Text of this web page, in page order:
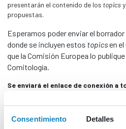
Consentimiento Detalles
presentarán el contenido de los topics
propuestas.
Esperamos poder enviar el
donde se incluyen estos topicsen
que la Comisión Europea lo
Comitología.
Se enviará el enlace de conexión a